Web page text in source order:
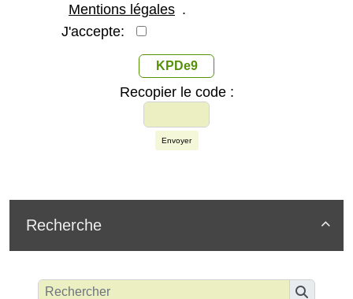
Mentions légales .
J'accepte:
KPDe9
Recopier le code :
Envoyer

Recherche